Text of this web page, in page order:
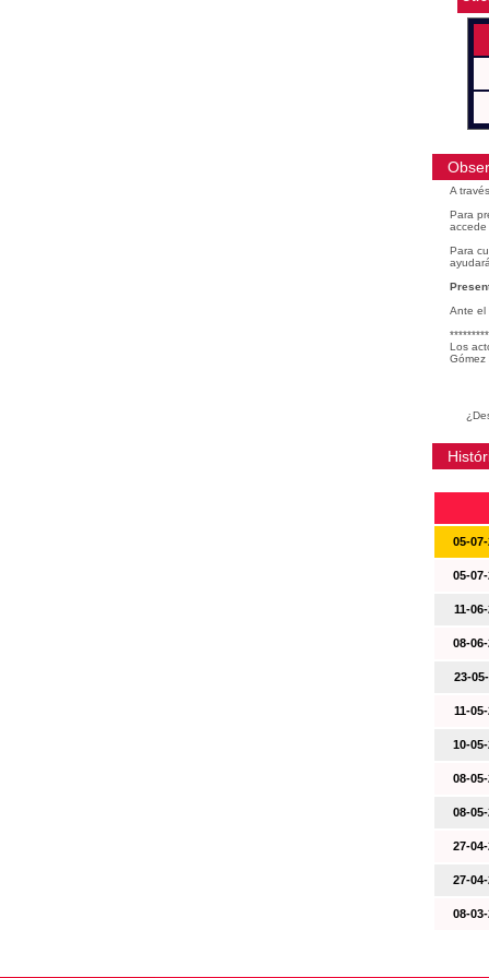
A
Para
accede
Para
Ante el
Los
Gómez
05-
05-
11-
08-
23-
11-
10-
08-
08-
27-
27-
08-